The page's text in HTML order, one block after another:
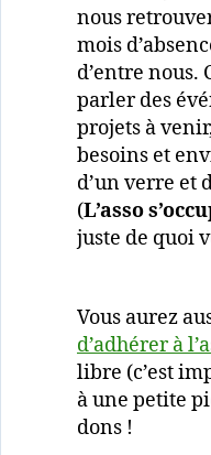
nous
mois
d’entre nous.
parler des
projets à
besoins et
d’un verre et
(L’asso
juste de quoi
Vous aurez
d’adhérer à
libre (c’est
à une petite
dons !